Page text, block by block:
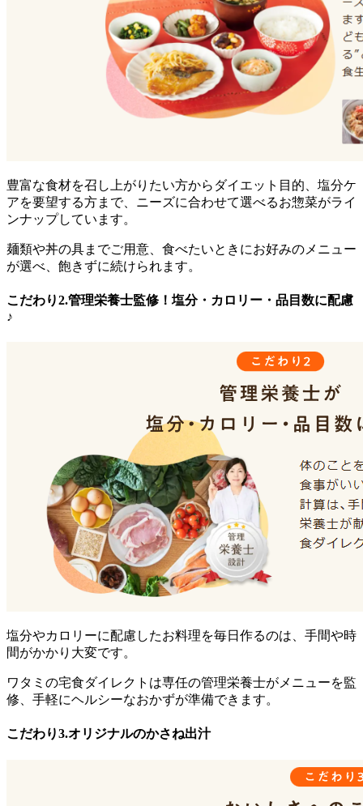
豊富な食材を召し上がりたい方からダイエット目的、塩分ケ
アを要望する方まで、ニーズに合わせて選べるお惣菜がライ
ンナップしています。
麺類や丼の具までご用意、食べたいときにお好みのメニュー
が選べ、飽きずに続けられます。
こだわり2.管理栄養士監修！塩分・カロリー・品目数に配慮
♪
塩分やカロリーに配慮したお料理を毎日作るのは、手間や時
間がかかり大変です。
ワタミの宅食ダイレクトは専任の管理栄養士がメニューを監
修、手軽にヘルシーなおかずが準備できます。
こだわり3.オリジナルのかさね出汁